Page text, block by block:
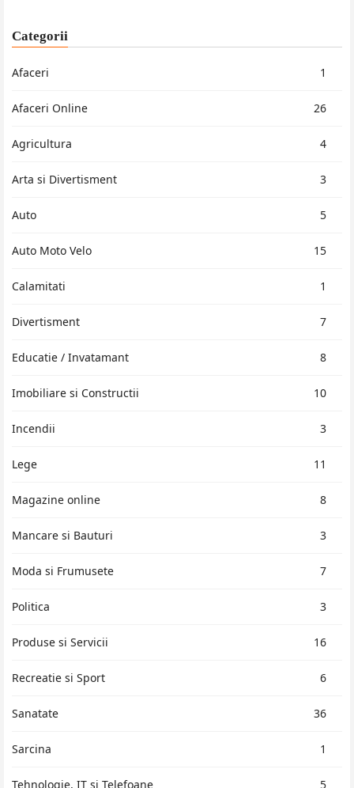
Categorii
Afaceri 1
Afaceri Online 26
Agricultura 4
Arta si Divertisment 3
Auto 5
Auto Moto Velo 15
Calamitati 1
Divertisment 7
Educatie / Invatamant 8
Imobiliare si Constructii 10
Incendii 3
Lege 11
Magazine online 8
Mancare si Bauturi 3
Moda si Frumusete 7
Politica 3
Produse si Servicii 16
Recreatie si Sport 6
Sanatate 36
Sarcina 1
Tehnologie, IT si Telefoane 5